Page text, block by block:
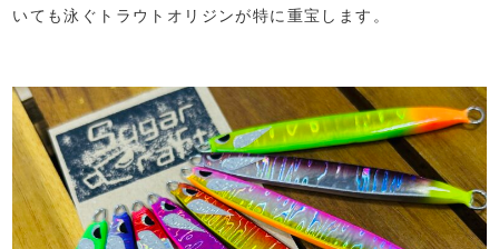
いても泳ぐトラウトオリジンが特に重宝します。